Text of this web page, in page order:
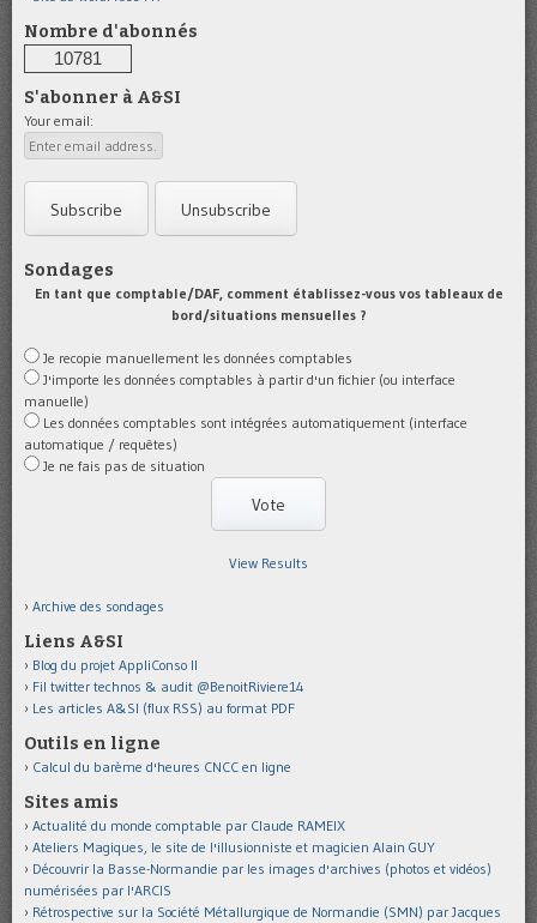
Nombre d'abonnés
10781
S'abonner à A&SI
Your email:
Sondages
En tant que comptable/DAF, comment établissez-vous vos tableaux de
bord/situations mensuelles ?
Je recopie manuellement les données comptables
J'importe les données comptables à partir d'un fichier (ou interface
manuelle)
Les données comptables sont intégrées automatiquement (interface
automatique / requêtes)
Je ne fais pas de situation
View Results
Archive des sondages
Liens A&SI
Blog du projet AppliConso II
Fil twitter technos & audit @BenoitRiviere14
Les articles A&SI (flux RSS) au format PDF
Outils en ligne
Calcul du barème d'heures CNCC en ligne
Sites amis
Actualité du monde comptable par Claude RAMEIX
Ateliers Magiques, le site de l'illusionniste et magicien Alain GUY
Découvrir la Basse-Normandie par les images d'archives (photos et vidéos)
numérisées par l'ARCIS
Rétrospective sur la Société Métallurgique de Normandie (SMN) par Jacques